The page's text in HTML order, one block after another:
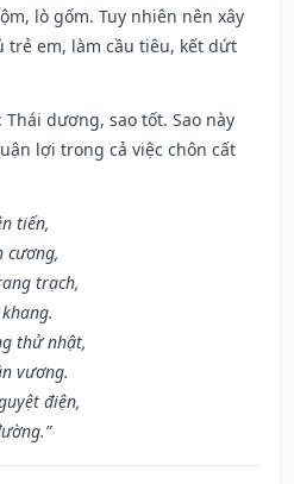
lò gốm. Tuy nhiên nên xây
em, làm cầu tiêu, kết dứt
dương, sao tốt. Sao này
lợi trong cả việc chôn cất
tiến,
cương,
trạch,
thử nhật,
vương.
điện,